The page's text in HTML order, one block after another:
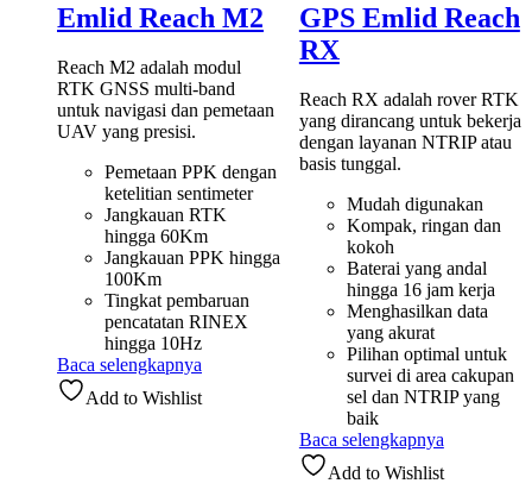
Emlid Reach M2
Reach M2 adalah modul
RTK GNSS multi-band
untuk navigasi dan pemetaan
UAV yang presisi.
Pemetaan PPK dengan
ketelitian sentimeter
Jangkauan RTK
hingga 60Km
Jangkauan PPK hingga
100Km
Tingkat pembaruan
pencatatan RINEX
hingga 10Hz
Baca selengkapnya
Add to Wishlist
GPS Emlid Reach
RX
Reach RX adalah rover RTK
yang dirancang untuk bekerja
dengan layanan NTRIP atau
basis tunggal.
Mudah digunakan
Kompak, ringan dan
kokoh
Baterai yang andal
hingga 16 jam kerja
Menghasilkan data
yang akurat
Pilihan optimal untuk
survei di area cakupan
sel dan NTRIP yang
baik
Baca selengkapnya
Add to Wishlist